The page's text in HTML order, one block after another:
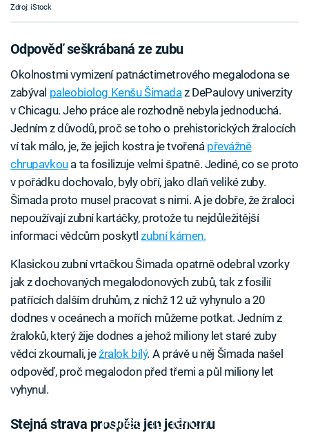
Zdroj: iStock
Odpověď seškrábaná ze zubu
Okolnostmi vymizení patnáctimetrového megalodona se
zabýval paleobiolog Kenšu Šimada z DePaulovy univerzity
v Chicagu. Jeho práce ale rozhodně nebyla jednoduchá.
Jedním z důvodů, proč se toho o prehistorických žralocích
ví tak málo, je, že jejich kostra je tvořená převážně
chrupavkoua ta fosilizuje velmi špatně. Jediné, co se proto
v pořádku dochovalo, byly obří, jako dlaň veliké zuby.
Šimada proto musel pracovat s nimi. A je dobře, že žraloci
nepoužívají zubní kartáčky, protože tu nejdůležitější
informaci vědcům poskytlzubní kámen.
Klasickou zubní vrtačkou Šimada opatrně odebral vzorky
jak z dochovaných megalodonových zubů, tak z fosilií
patřících dalším druhům, z nichž 12 už vyhynulo a 20
dodnes v oceánech a mořích můžeme potkat. Jedním z
žraloků, který žije dodnes a jehož miliony let staré zuby
vědci zkoumali, ježralok bílý. A právě u něj Šimada našel
odpověď, proč megalodon před třemi a půl miliony let
vyhynul.
Failed to fetch
Stejná strava prospěla jen jednomu